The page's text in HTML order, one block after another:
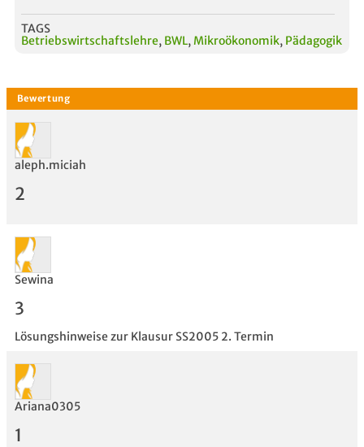
TAGS
Betriebswirtschaftslehre, BWL, Mikroökonomik, Pädagogik
Bewertung
aleph.miciah
2
Sewina
3
Lösungshinweise zur Klausur SS2005 2. Termin
Ariana0305
1